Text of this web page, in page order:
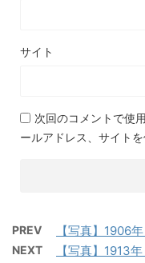
サイト
次回のコメントで使
ールアドレス、サイトを
PREV 【写真】1906
NEXT 【写真】1913